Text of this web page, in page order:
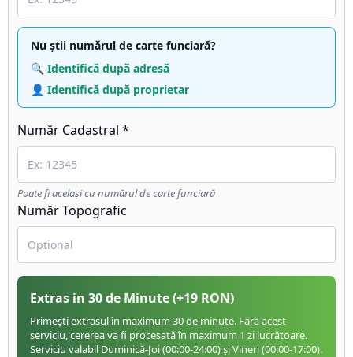
Nu știi numărul de carte funciară?
🔍 Identifică după adresă
👤 Identifică după proprietar
Număr Cadastral *
Poate fi același cu numărul de carte funciară
Număr Topografic
Extras in 30 de Minute(+19 RON)
Primești extrasul în maximum 30 de minute. Fără acest
serviciu, cererea va fi procesată în maximum 1 zi lucrătoare.
Serviciu valabil Duminică-Joi (00:00-24:00) și Vineri (00:00-17:00).